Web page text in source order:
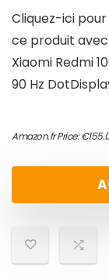
Cliquez-ici
ce produit
Xiaomi Redmi
90 Hz
Amazon.fr Price:€